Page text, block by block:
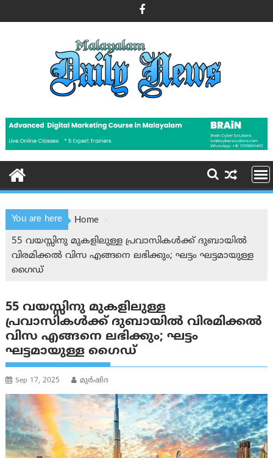
to
You are here
Home
55 വയസ്സിനു മുകളിലുള്ള പ്രവാസികൾക്ക് ദുബായിൽ
വിരമിക്കൽ വിസ എങ്ങനെ ലഭിക്കും; ഘട്ടം ഘട്ടമായുള്ള
ഗൈഡ്
55 വയസ്സിനു മുകളിലുള്ള
പ്രവാസികൾക്ക് ദുബായിൽ വിരമിക്കൽ
വിസ എങ്ങനെ ലഭിക്കും; ഘട്ടം
ഘട്ടമായുള്ള ഗൈഡ്
Sep 17, 2025 മുര്‍ഷിദ